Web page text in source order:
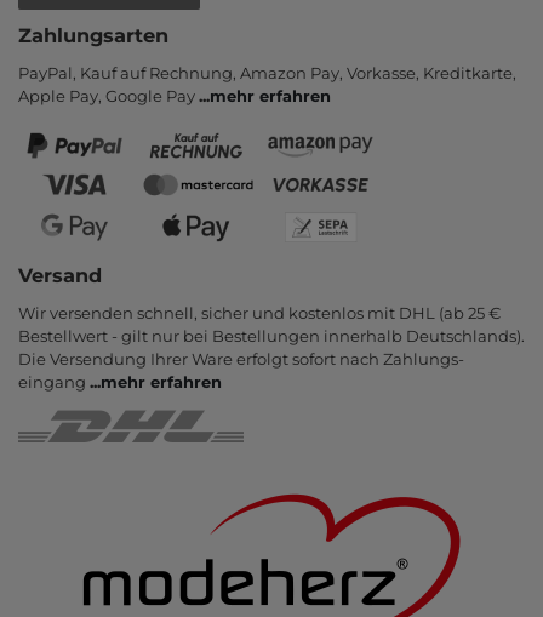
Zahlungsarten
PayPal, Kauf auf Rechnung, Amazon Pay, Vor­kasse, Kredit­karte,
Apple Pay, Google Pay...mehr erfahren
Versand
Wir versenden schnell, sicher und kostenlos mit DHL (ab 25 €
Bestell­wert - gilt nur bei Bestel­lungen inner­halb Deutsch­lands).
Die Ver­sendung Ihrer Ware er­folgt sofort nach Zahlungs­
eingang ...mehr erfahren